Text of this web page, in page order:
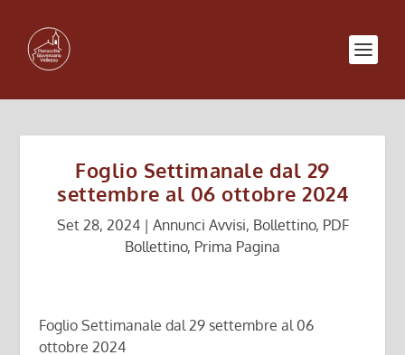
Foglio Settimanale dal 29
settembre al 06 ottobre 2024
Set 28, 2024| Annunci Avvisi, Bollettino, PDF
Bollettino, Prima Pagina
Foglio Settimanale dal 29 settembre al 06
ottobre 2024